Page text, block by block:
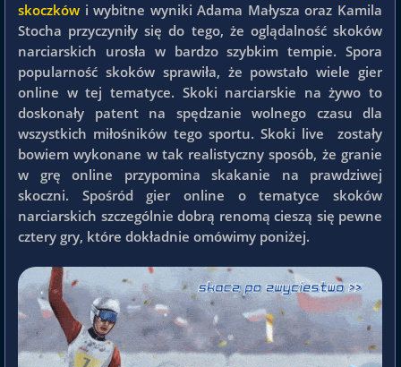
skoczków i wybitne wyniki Adama Małysza oraz Kamila
Stocha przyczyniły się do tego, że oglądalność skoków
narciarskich urosła w bardzo szybkim tempie. Spora
popularność skoków sprawiła, że powstało wiele gier
online w tej tematyce. Skoki narciarskie na żywo to
doskonały patent na spędzanie wolnego czasu dla
wszystkich miłośników tego sportu. Skoki live zostały
bowiem wykonane w tak realistyczny sposób, że granie
w grę online przypomina skakanie na prawdziwej
skoczni. Spośród gier online o tematyce skoków
narciarskich szczególnie dobrą renomą cieszą się pewne
cztery gry, które dokładnie omówimy poniżej.